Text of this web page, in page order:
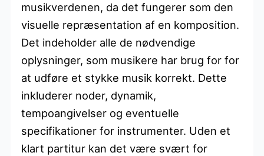
musikverdenen, da det fungerer som den
visuelle repræsentation af en komposition.
Det indeholder alle de nødvendige
oplysninger, som musikere har brug for for
at udføre et stykke musik korrekt. Dette
inkluderer noder, dynamik,
tempoangivelser og eventuelle
specifikationer for instrumenter. Uden et
klart partitur kan det være svært for